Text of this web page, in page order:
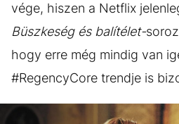
vége, hiszen a Netflix
Büszkeség és balítélet-
hogy erre még mindig van
#RegencyCore trendje is